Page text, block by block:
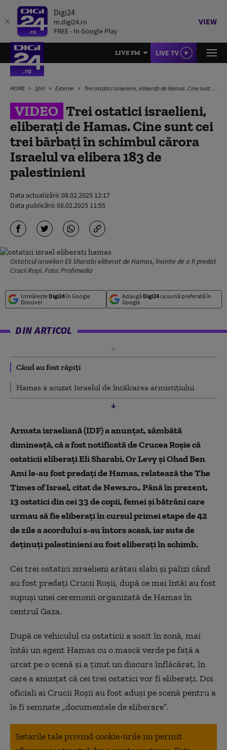
Digi24
m.digi24.ro
FREE - In Google Play
VIEW
LIVE FM LIVE TV
HOME Știri Externe Trei ostatici israelieni, eliberați de Hamas. Cine sunt cei trei bărbați în schimbul cărora Israelul va elibera 183 de palestinieni
VIDEO Trei ostatici israelieni,
eliberați de Hamas. Cine sunt cei
trei bărbați în schimbul cărora
Israelul va elibera 183 de
palestinieni
Data actualizării:08.02.2025 12:17
Data publicării:08.02.2025 11:55
Ostaticul israelian Eli Sharabi eliberat de Hamas, înainte de a fi predat
Crucii Roșii. Foto: Profimedia
Urmărește Digi24în Google
Discover
Adaugă Digi24ca sursă preferată în
Google
DIN ARTICOL
Când au fost răpiți
Hamas a acuzat Israelul de încălcarea armistițiului
Armata israeliană (IDF) a anunţat, sâmbătă
dimineaţă, că a fost notificată de Crucea Roşie că
ostaticii eliberaţi Eli Sharabi, Or Levy şi Ohad Ben
Ami le-au fost predaţi de Hamas, relatează the The
Times of Israel, citat de News.ro.. Până în prezent,
13 ostatici din cei 33 de copii, femei şi bătrâni care
urmau să fie eliberaţi în cursul primei etape de 42
de zile a acordului s-au întors acasă, iar sute de
deţinuţi palestinieni au fost eliberaţi în schimb.
Cei trei ostatici israelieni arătau slabi şi palizi când
au fost predaţi Crucii Roşii, după ce mai întâi au fost
supuşi unei ceremonii organizată de Hamas în
centrul Gaza.
După ce vehiculul cu ostaticii a sosit în zonă, mai
întâi un agent Hamas cu o mască verde pe față a
urcat pe o scenă și a ținut un discurs înflăcărat, în
care a anunţat că cei trei ostatici vor fi eliberaţi. Doi
oficiali ai Crucii Roşii au fost aduşi pe scenă pentru a
le fi semnate „documentele de eliberare”.
Setarile tale privind cookie-urile nu permit